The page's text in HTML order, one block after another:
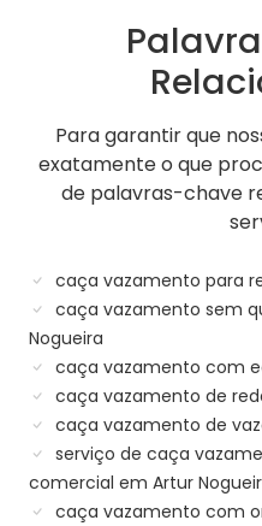
Para garantir que
exatamente o que
de palavras-chave
caça vazamento para
caça vazamento sem
Nogueira
caça vazamento com
caça vazamento de
caça vazamento de
serviço de caça
comercial em Artur
caça vazamento com